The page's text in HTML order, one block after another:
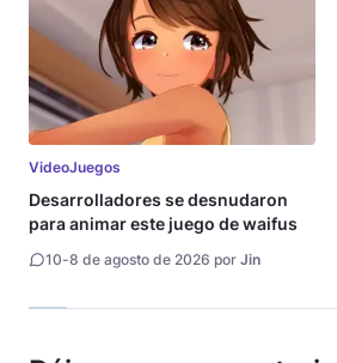
VideoJuegos
Desarrolladores se desnudaron
para animar este juego de waifus
10-8 de agosto de 2026 por Jin